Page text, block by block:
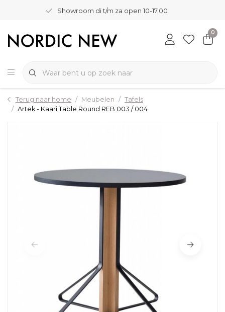
Showroom di t/m za open 10-17.00
0
Terug naar home Meubelen
Tafels
Artek - Kaari Table Round REB 003 / 004